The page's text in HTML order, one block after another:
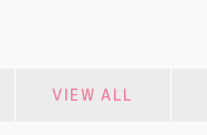
VIEW ALL